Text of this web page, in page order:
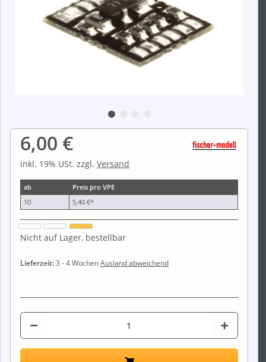
6,00 €
inkl. 19% USt. zzgl. Versand
ab
Preis pro VPE
10
5,40 €*
Nicht auf Lager, bestellbar
Lieferzeit:3 - 4 WochenAusland abweichend